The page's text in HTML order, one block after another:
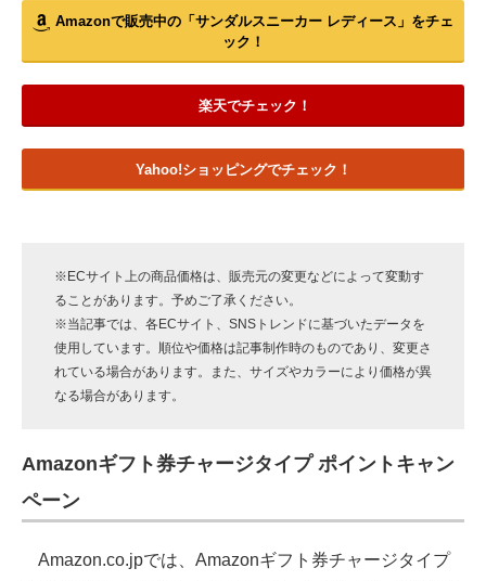
Amazonで販売中の「サンダルスニーカー レディース」をチェ
ック！
楽天でチェック！
Yahoo!ショッピングでチェック！
※ECサイト上の商品価格は、販売元の変更などによって変動す
ることがあります。予めご了承ください。
※当記事では、各ECサイト、SNSトレンドに基づいたデータを
使用しています。順位や価格は記事制作時のものであり、変更さ
れている場合があります。また、サイズやカラーにより価格が異
なる場合があります。
Amazonギフト券チャージタイプ ポイントキャン
ペーン
Amazon.co.jpでは、Amazonギフト券チャージタイプ